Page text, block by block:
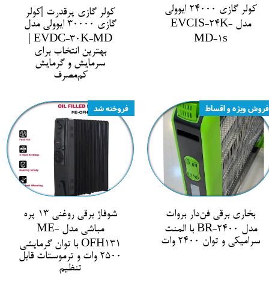
کولر گازی 24000 ایوولی
مدل EVCIS-24K-
MD-1s
کولر گازی پرقدرت |کولر
گازی 30000 ایوولی مدل
بهترین انتخاب برای
سرمایش و گرمایش
کم‌مصرف
بخاری برقی فن‌دار بروات
مدل BR-2400 با المنت
سرامیکی و توان 2400 وات
فروش ویژه و اقساط
شوفاژ برقی روغنی ۱۳ پره
مباشی مدل ME-
OFH131 با توان گرمایشی
2500 وات و ترموستات قابل
تنظیم
فروخنه شد